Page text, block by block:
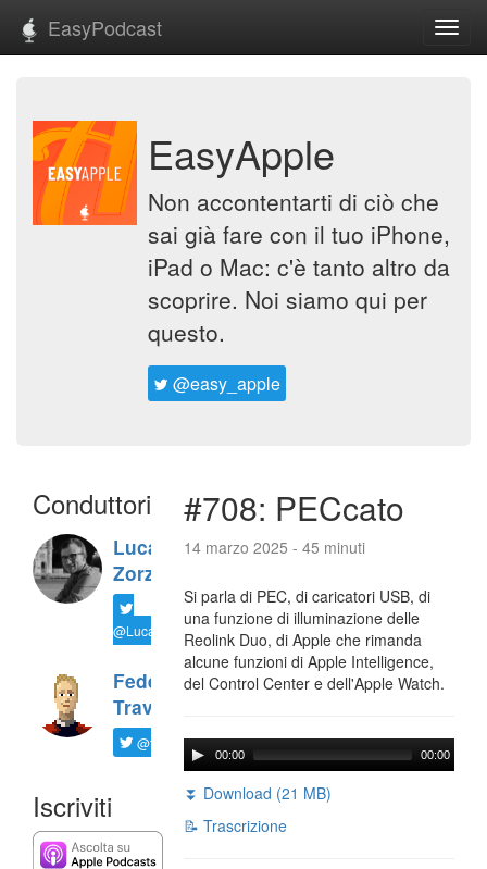
EasyPodcast
EasyApple
Non accontentarti di ciò che
sai già fare con il tuo iPhone,
iPad o Mac: c'è tanto altro da
scoprire. Noi siamo qui per
questo.
@easy_apple
Conduttori
Luca
Zorzi
@LucaTNT
Federico
Travaini
@ftrava
Iscriviti
#708: PECcato
14 marzo 2025 - 45 minuti
Si parla di PEC, di caricatori USB, di
una funzione di illuminazione delle
Reolink Duo, di Apple che rimanda
alcune funzioni di Apple Intelligence,
del Control Center e dell'Apple Watch.
00:00 00:00
⏬ Download (21 MB)
📝 Trascrizione